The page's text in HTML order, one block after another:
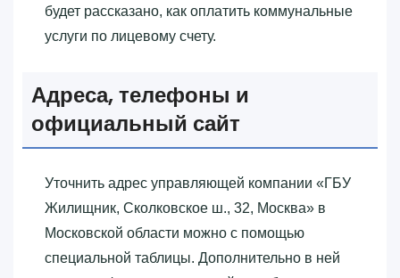
будет рассказано, как оплатить коммунальные
услуги по лицевому счету.
Адреса, телефоны и
официальный сайт
Уточнить адрес управляющей компании «‎ГБУ
Жилищник, Сколковское ш., 32, Москва»‎ в
Московской области можно с помощью
специальной таблицы. Дополнительно в ней